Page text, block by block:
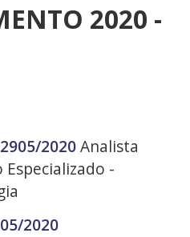
2020 -
2020Analista
Especializado -
2020